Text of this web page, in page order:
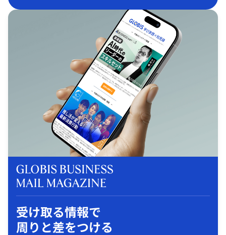
受け取る情報で
周りと差をつける